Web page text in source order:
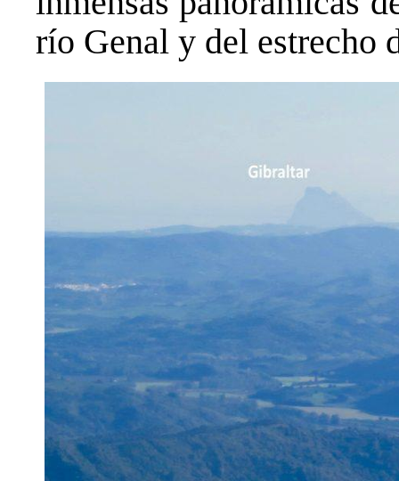
río Genal y del estrecho